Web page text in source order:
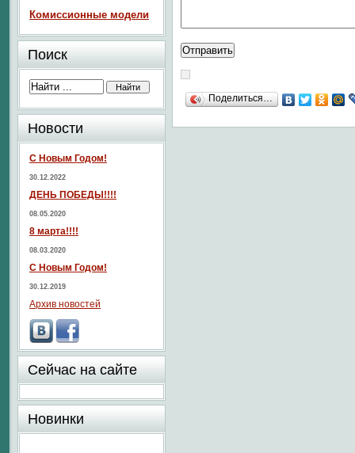
Поделиться…
Комиссионные модели
Поиск
Новости
С Новым Годом!
30.12.2022
ДЕНЬ ПОБЕДЫ!!!!
08.05.2020
8 марта!!!!
08.03.2020
С Новым Годом!
30.12.2019
Архив новостей
Сейчас на сайте
Новинки